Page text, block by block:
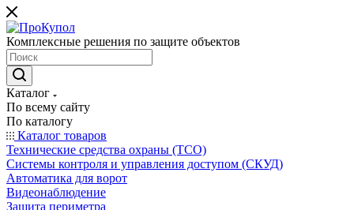
Комплексные решения по защите объектов
Каталог
По всему сайту
По каталогу
Каталог товаров
Технические средства охраны (ТСО)
Системы контроля и управления доступом (СКУД)
Автоматика для ворот
Видеонаблюдение
Защита периметра